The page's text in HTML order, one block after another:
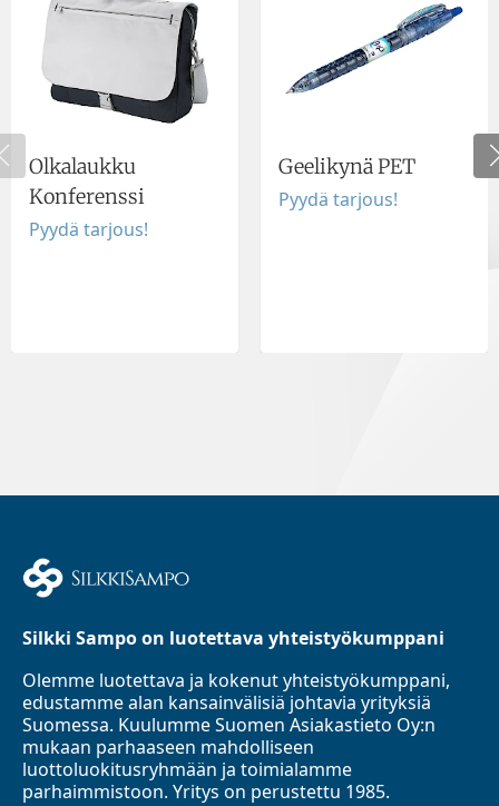
Olkalaukku
Konferenssi
Pyydä tarjous!
Geelikynä PET
Pyydä tarjous!
Silkki Sampo on luotettava yhteistyökumppani
Olemme luotettava ja kokenut yhteistyökumppani,
edustamme alan kansainvälisiä johtavia yrityksiä
Suomessa. Kuulumme Suomen Asiakastieto Oy:n
mukaan parhaaseen mahdolliseen
luottoluokitusryhmään ja toimialamme
parhaimmistoon. Yritys on perustettu 1985.